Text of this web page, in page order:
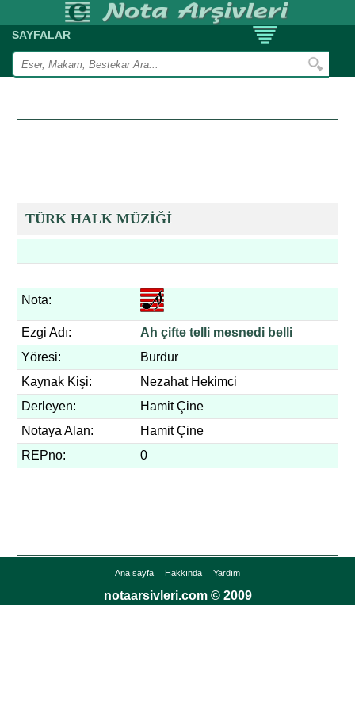
SAYFALAR
TÜRK HALK MÜZİĞİ
Nota:
Ezgi Adı:
Ah çifte telli mesnedi belli
Yöresi:
Burdur
Kaynak Kişi:
Nezahat Hekimci
Derleyen:
Hamit Çine
Notaya Alan:
Hamit Çine
REPno:
0
Ana sayfa Hakkında Yardım
notaarsivleri.com © 2009